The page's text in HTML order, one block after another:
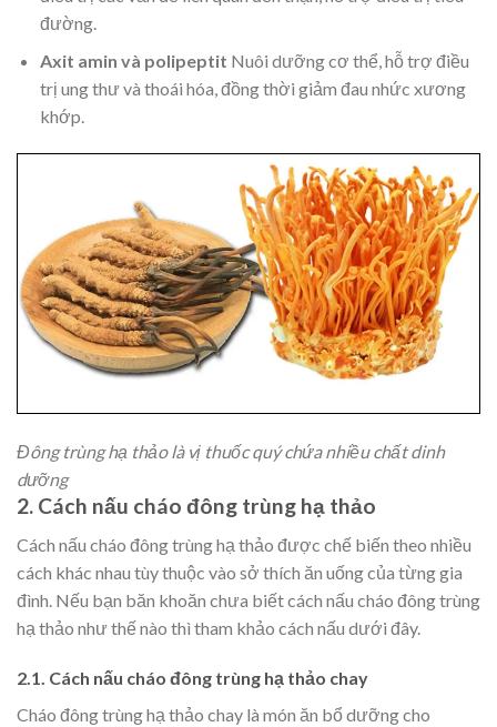
đường.
Axit amin và polipeptit Nuôi dưỡng cơ thể, hỗ trợ điều
trị ung thư và thoái hóa, đồng thời giảm đau nhức xương
khớp.
Đông trùng hạ thảo là vị thuốc quý chứa nhiều chất dinh
dưỡng
2. Cách nấu cháo đông trùng hạ thảo
Cách nấu cháo đông trùng hạ thảo được chế biến theo nhiều
cách khác nhau tùy thuộc vào sở thích ăn uống của từng gia
đình. Nếu bạn băn khoăn chưa biết cách nấu cháo đông trùng
hạ thảo như thế nào thì tham khảo cách nấu dưới đây.
2.1. Cách nấu cháo đông trùng hạ thảo chay
Cháo đông trùng hạ thảo chay là món ăn bổ dưỡng cho